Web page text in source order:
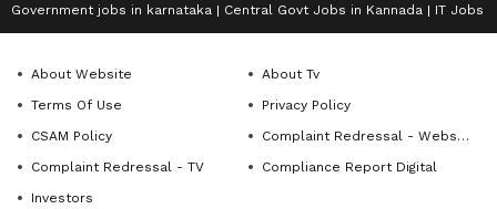
Government jobs in karnataka
Central Govt Jobs in Kannada IT Jobs
About Website
About Tv
Terms Of Use
Privacy Policy
CSAM Policy
Complaint Redressal - Website
Complaint Redressal - TV
Compliance Report Digital
Investors